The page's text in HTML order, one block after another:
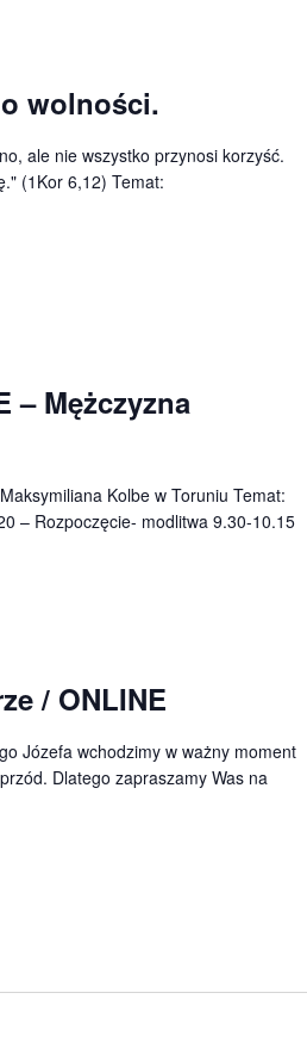
wolności.
ale nie wszystko przynosi korzyść.
(1Kor 6,12) Temat:
– Mężczyzna
Kolbe w Toruniu Temat:
– Rozpoczęcie- modlitwa 9.30-10.15
/ ONLINE
Józefa wchodzimy w ważny moment
Dlatego zapraszamy Was na